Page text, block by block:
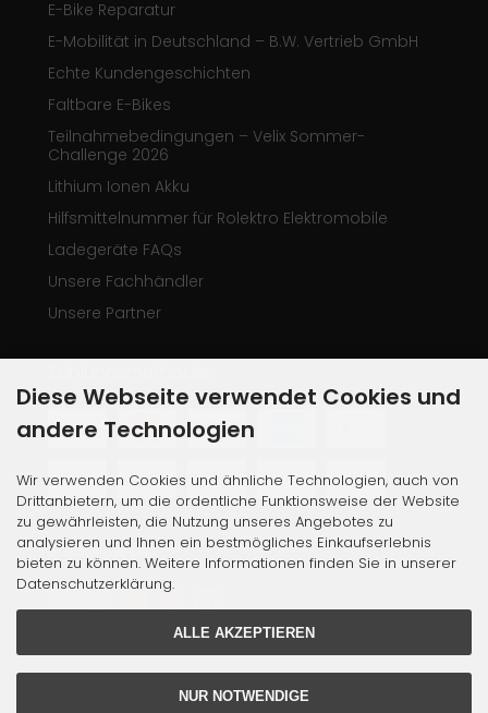
E-Bike Reparatur
E-Mobilität in Deutschland – B.W. Vertrieb GmbH
Echte Kundengeschichten
Faltbare E-Bikes
Teilnahmebedingungen – Velix Sommer-
Challenge 2026
Lithium Ionen Akku
Hilfsmittelnummer für Rolektro Elektromobile
Ladegeräte FAQs
Unsere Fachhändler
Unsere Partner
Social Media
Diese Webseite verwendet Cookies und
andere Technologien
Wir verwenden Cookies und ähnliche Technologien, auch von
Drittanbietern, um die ordentliche Funktionsweise der Website
zu gewährleisten, die Nutzung unseres Angebotes zu
analysieren und Ihnen ein bestmögliches Einkaufserlebnis
bieten zu können. Weitere Informationen finden Sie in unserer
Datenschutzerklärung.
ALLE AKZEPTIEREN
NUR NOTWENDIGE